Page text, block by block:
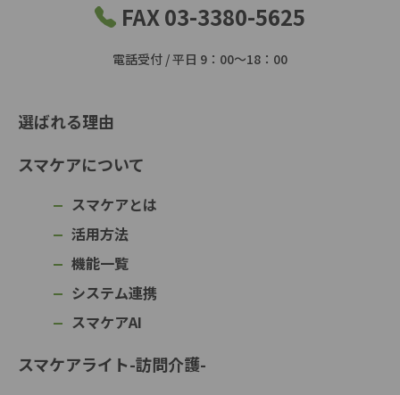
FAX 03-3380-5625
電話受付 / 平日 9：00～18：00
選ばれる理由
スマケアについて
スマケアとは
活用方法
機能一覧
システム連携
スマケアAI
スマケアライト-訪問介護-